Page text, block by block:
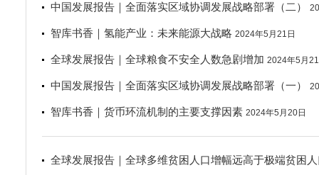
中国发展报告｜全面落实区域协调发展战略部署（二）
智库书香｜氢能产业：未来能源大战略 2024年5月21日
全球发展报告｜全球粮食不安全人数急剧增加 2024年5月
中国发展报告｜全面落实区域协调发展战略部署（一）
智库书香｜货币环流机制的主要支撑因素 2024年5月20日
全球发展报告｜全球多维贫困人口增幅远高于极端贫困